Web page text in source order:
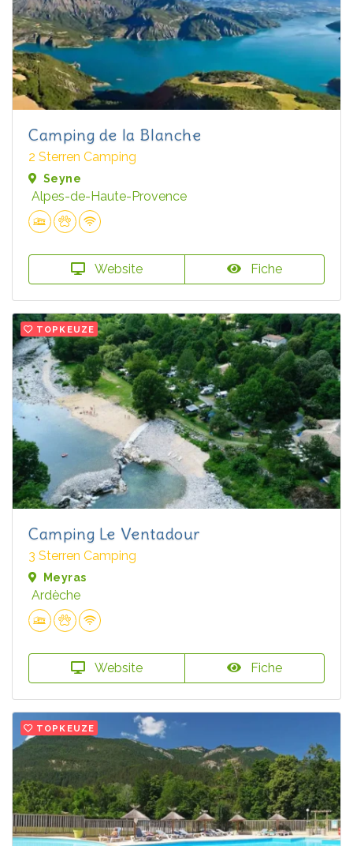
Camping de la Blanche
2 Sterren Camping
Seyne
Alpes-de-Haute-Provence
Website Fiche
TOPKEUZE
Camping Le Ventadour
3 Sterren Camping
Meyras
Ardèche
Website Fiche
TOPKEUZE